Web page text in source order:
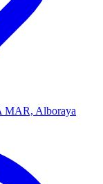
Alboraya